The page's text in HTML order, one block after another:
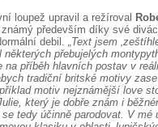
loupež upravil a režíroval
především díky své
debil.„Text jsem
některých přebujelých
na příběh hlavních postav v
tradiční britské motivy
motiv nejznámější love
který je dobře znám i
tedy účinně parodovat. V mé